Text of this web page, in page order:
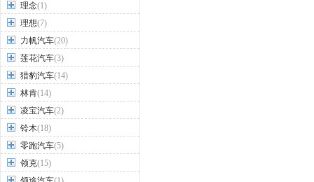
理念(1)
理想(7)
力帆汽车(20)
莲花汽车(3)
猎豹汽车(14)
林肯(14)
凌宝汽车(2)
铃木(18)
零跑汽车(5)
领克(15)